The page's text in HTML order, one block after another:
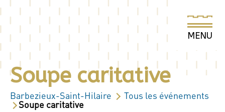
Soupe caritative
Barbezieux-Saint-Hilaire Tous les événements
Soupe caritative